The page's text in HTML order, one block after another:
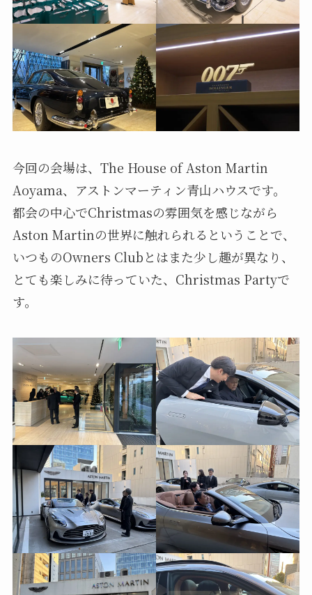
今回の会場は、The House of Aston Martin
Aoyama、アストンマーティン青山ハウスです。
都会の中心でChristmasの雰囲気を感じながら
Aston Martinの世界に触れられるということで、
いつものOwners Clubとはまた少し趣が異なり、
とても楽しみに待っていた、Christmas Partyで
す。